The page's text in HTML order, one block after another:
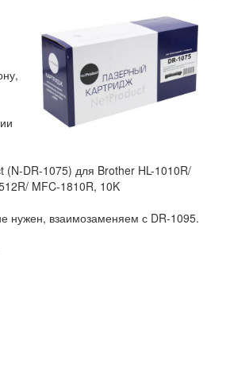
DR-1075) для Brother HL-1010R/
MFC-1810R, 10K
нужен, взаимозаменяем с DR-1095.